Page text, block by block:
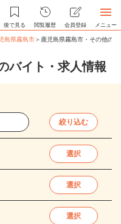
後で見る 閲覧履歴 会員登録 メニュー
島県霧島市＞ 鹿児島県霧島市・その他の
バイト・求人情報
絞り込む
選択
選択
選択